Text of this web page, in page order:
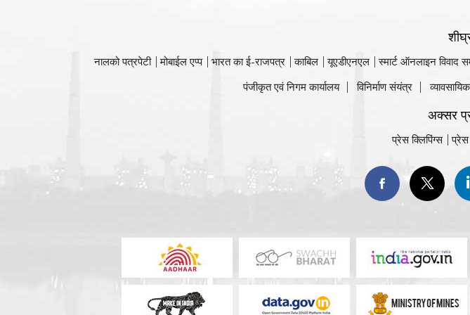
नालको पत्रपेटी मोबाईल एप्प भारत का ई-राजपत्र काबिल यूएडीएनएल स्मार्ट ऑनलाइन विवाद
पंजीकृत एवं निगम कार्यालय
विनिर्माण संयंत्र
अक्सर
प्रेस क्लिपिंग्स प्रेस